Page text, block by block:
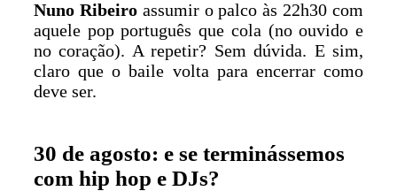
Nuno Ribeiroassumir o palco às 22h30 com
aquele pop português que cola (no ouvido e
no coração). A repetir? Sem dúvida. E sim,
claro que o baile volta para encerrar como
deve ser.
30 de agosto: e se terminássemos
com hip hop e DJs?